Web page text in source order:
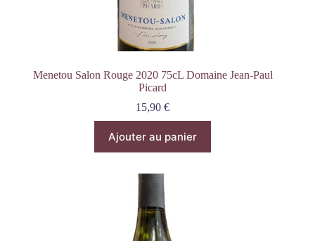
Menetou Salon Rouge 2020 75cL Domaine Jean-Paul
Picard
15,90€
Ajouter au panier